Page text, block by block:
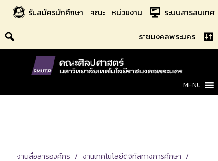
content
รับสมัครนักศึกษา คณะ หน่วยงาน ระบบสารสนเทศ
ราชมงคลพระนคร
MENU
งานสื่อสารองค์กร
งานเทคโนโลยีดิจิทัลทางการศึกษา